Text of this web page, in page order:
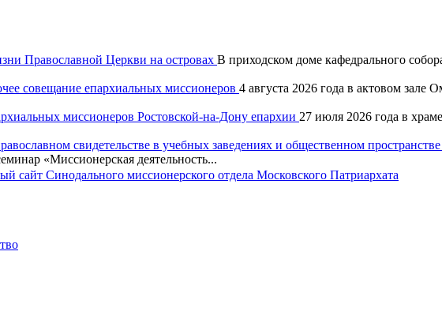
Православной Церкви на островах В приходском доме кафедрального
совещание епархиальных миссионеров 4 августа 2026 года в актовом
миссионеров Ростовской-на-Дону епархии 27 июля 2026 года в
свидетельстве в учебных заведениях и общественном пространстве
«Миссионерская деятельность...
сайт Синодального миссионерского отдела Московского Патриархата